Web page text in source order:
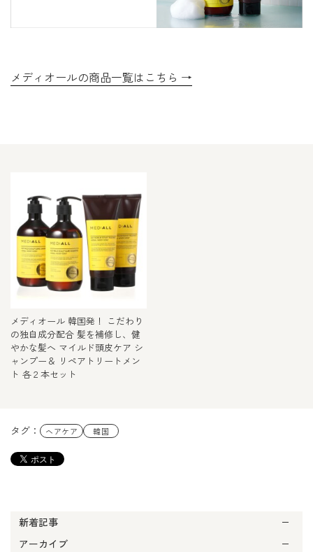
メディオール 韓国発！ こだわり
の独自成分配合 髪を補修し、健
やかな髪へ マイルド頭皮ケア シ
ャンプー＆ リペアトリートメン
ト 各２本セット
タグ： ヘアケア 韓国
新着記事
アーカイブ